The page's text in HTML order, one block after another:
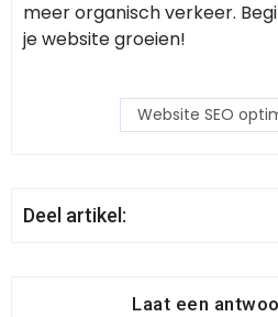
meer organisch verkeer.
je website groeien!
Website SEO
Deel artikel:
Laat een